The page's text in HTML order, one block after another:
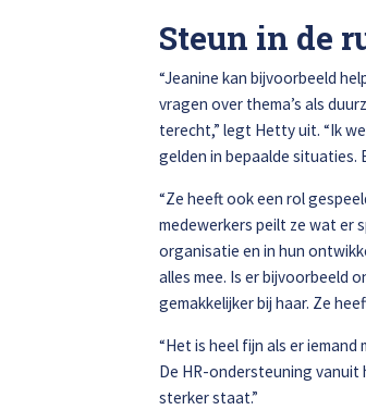
Steun in de
“Jeanine kan bijvoorbeeld
vragen over thema’s als
terecht,” legt Hetty uit. “Ik
gelden in bepaalde situaties.
“Ze heeft ook een rol
medewerkers peilt ze wat er
organisatie en in hun
alles mee. Is er bijvoorbeeld
gemakkelijker bij haar. Ze
“Het is heel fijn als er
De HR-ondersteuning vanuit
sterker staat.”